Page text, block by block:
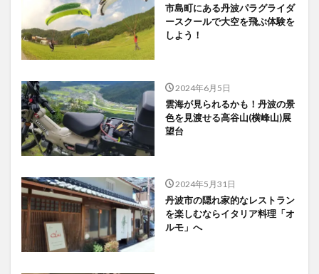
市島町にある丹波パラグライダ
ースクールで大空を飛ぶ体験を
しよう！
2024年6月5日
雲海が見られるかも！丹波の景
色を見渡せる高谷山(横峰山)展
望台
2024年5月31日
丹波市の隠れ家的なレストラン
を楽しむならイタリア料理「オ
ルモ」へ